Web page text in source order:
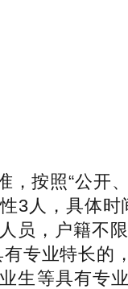
照“公开
3人，具体
员，户籍不
专业特长
生等具有专